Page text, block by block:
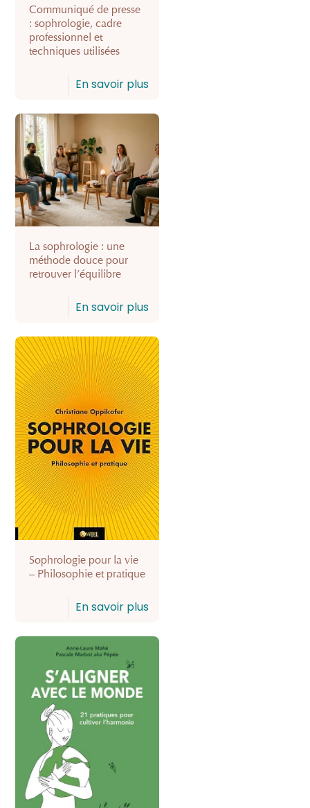
Communiqué de presse
: sophrologie, cadre
professionnel et
techniques utilisées
En savoir plus
La sophrologie : une
méthode douce pour
retrouver l’équilibre
En savoir plus
Sophrologie pour la vie
– Philosophie et pratique
En savoir plus